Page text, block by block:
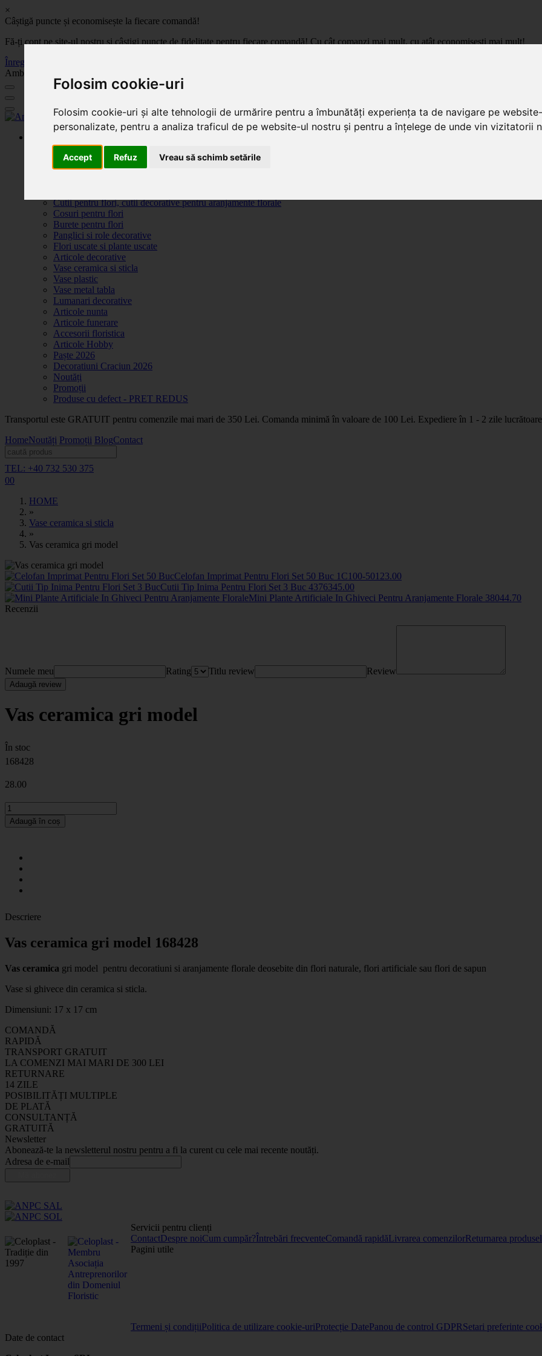
Folosim cookie-uri
Folosim cookie-uri și alte tehnologii de urmărire pentru a îmbunătăți experiența ta de navigare pe
personalizate, pentru a analiza traficul de pe website-ul nostru și pentru a înțelege de unde vin vizitatorii
Accept Refuz Vreau să schimb setările
×
Câștigă puncte și economisește la fiecare comandă!
Fă-ți cont pe site-ul nostru și câștigi puncte de fidelitate pentru fiecare comandă! Cu cât comanzi mai mult, cu atât economisești mai mult!
Înregistrează-te acum
Ambalaje, decoratiuni si accesorii pentru flori. Produse de calitate la pret de importator, cu livrare in toata Romania.
Plante artificiale la ghiveci
Ambalaje pentru flori
Flori de săpun
Cutii pentru flori, cutii decorative pentru aranjamente florale
Cosuri pentru flori
Burete pentru flori
Panglici si role decorative
Flori uscate si plante uscate
Articole decorative
Vase ceramica si sticla
Vase plastic
Vase metal tabla
Lumanari decorative
Articole nunta
Articole funerare
Accesorii floristica
Articole Hobby
Paște 2026
Decoratiuni Craciun 2026
Noutăți
Promoții
Produse cu defect - PRET REDUS
Transportul este GRATUIT pentru comenzile mai mari de 350 Lei. Comanda minimă în valoare de 100 Lei. Expediere în 1 - 2 zile
HomeNoutăți Promoții BlogContact
TEL: +40 732 530 375
00
HOME
»
Vase ceramica si sticla
»
Vas ceramica gri model
Celofan Imprimat Pentru Flori Set 50 Buc 1C100-501 23.00
Cutii Tip Inima Pentru Flori Set 3 Buc 4376345.00
Mini Plante Artificiale In Ghiveci Pentru Aranjamente Florale 38044.70
Recenzii
Numele meu Rating Titlu review Review
Adaugă review
Vas ceramica gri model
În stoc
168428
28.00
Adaugă în coș
Descriere
Vas ceramica gri model 168428
Vas ceramica gri model pentru decoratiuni si aranjamente florale deosebite din flori naturale, flori artificiale sau flori de sapun
Vase si ghivece din ceramica si sticla.
Dimensiuni: 17 x 17 cm
COMANDĂ
RAPIDĂ
TRANSPORT GRATUIT
LA COMENZI MAI MARI DE 300 LEI
RETURNARE
14 ZILE
POSIBILITĂȚI MULTIPLE
DE PLATĂ
CONSULTANȚĂ
GRATUITĂ
Newsletter
Abonează-te la newsletterul nostru pentru a fi la curent cu cele mai recente noutăți.
Adresa de e-mail
Servicii pentru clienți
ContactDespre noiCum cumpăr?Întrebări frecventeComandă rapidăLivrarea comenzilorReturnarea
Pagini utile
Termeni și condițiiPolitica de utilizare cookie-uriProtecție DatePanou de control GDPRSetari preferinte
Date de contact